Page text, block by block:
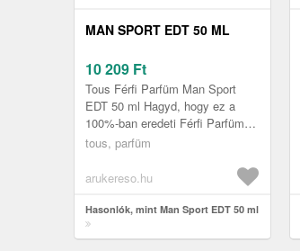
MAN SPORT EDT 50 ML
10 209 Ft
Tous Férfi Parfüm Man Sport
EDT 50 ml Hagyd, hogy ez a
100%-ban eredeti Férfi Parfüm
Man Sport Tous EDT meglepjen
egyénisége...
tous, parfüm
arukereso.hu
Hasonlók, mint Man Sport EDT 50 ml